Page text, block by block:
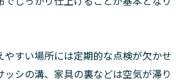
やすい場所には定期的な点検が欠かせ
ッシの溝、家具の裏などは空気が滞り